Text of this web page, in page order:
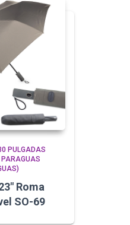
PULGADAS
PARAGUAS
Roma
SO-69